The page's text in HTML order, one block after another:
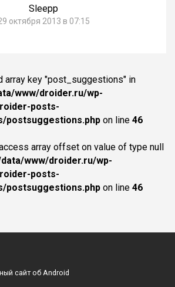
Sleepp
октября 2013 в 07:15
array key "post_suggestions" in
www/droider.ru/wp-
posts-
postsuggestions.php on line 46
array offset on value of type null
www/droider.ru/wp-
posts-
postsuggestions.php on line 46
сайт об Android